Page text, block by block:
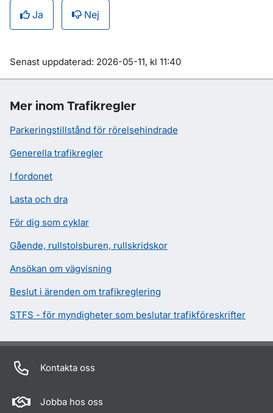
Ja Nej
Om sidan
Senast uppdaterad: 2026-05-11, kl 11:40
Mer inom Trafikregler
Parkeringstillstånd för rörelsehindrade
Generella trafikregler
I fordonet
Lasta och dra
För dig som cyklar
Gående, rullstolsburen, rullskridskor
Ansökan om vägvisning
Beslut i ärenden om trafikreglering
STFS - för myndigheter som beslutar trafikföreskrifter
Kontakta oss
Jobba hos oss